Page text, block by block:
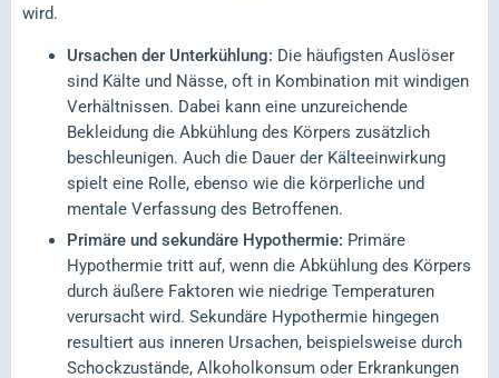
wird.
Ursachen der Unterkühlung: Die häufigsten Auslöser
sind Kälte und Nässe, oft in Kombination mit windigen
Verhältnissen. Dabei kann eine unzureichende
Bekleidung die Abkühlung des Körpers zusätzlich
beschleunigen. Auch die Dauer der Kälteeinwirkung
spielt eine Rolle, ebenso wie die körperliche und
mentale Verfassung des Betroffenen.
Primäre und sekundäre Hypothermie: Primäre
Hypothermie tritt auf, wenn die Abkühlung des Körpers
durch äußere Faktoren wie niedrige Temperaturen
verursacht wird. Sekundäre Hypothermie hingegen
resultiert aus inneren Ursachen, beispielsweise durch
Schockzustände, Alkoholkonsum oder Erkrankungen